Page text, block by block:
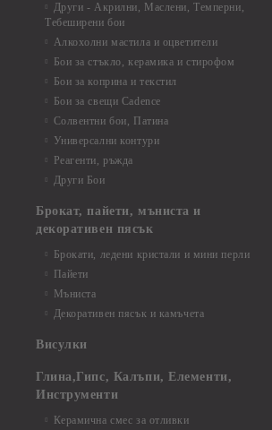
Други - Акрилни, Маслени, Темперни,
Тебеширени бои
Алкохолни мастила и оцветители
Бои за стъкло, керамика и стирофом
Бои за коприна и текстил
Бои за свещи Cadence
Солвентни бои, Патина
Универсални контури
Реагенти, ръжда
Други Бои
Брокат, пайети, мъниста и
декоративен пясък
Брокати, ледени кристали и мини перли
Пайети
Мъниста
Декоративен пясък и камъчета
Висулки
Глина,Гипс, Калъпи, Елементи,
Инструменти
Керамична смес за отливки